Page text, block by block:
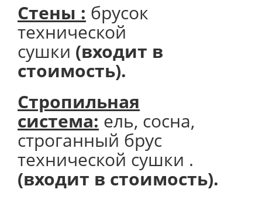
Стены : брусок
технической
сушки (входит в
стоимость).
Стропильная
система: ель, сосна,
строганный брус
технической сушки .
(входит в стоимость).